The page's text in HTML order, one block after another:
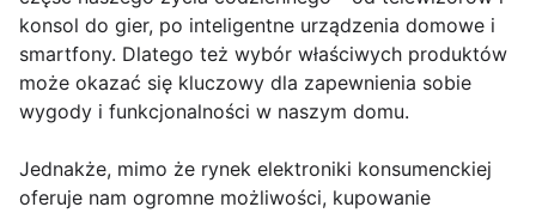
konsol do gier, po inteligentne urządzenia domowe i
smartfony. Dlatego też wybór właściwych produktów
może okazać się kluczowy dla zapewnienia sobie
wygody i funkcjonalności w naszym domu.
Jednakże, mimo że rynek elektroniki konsumenckiej
oferuje nam ogromne możliwości, kupowanie